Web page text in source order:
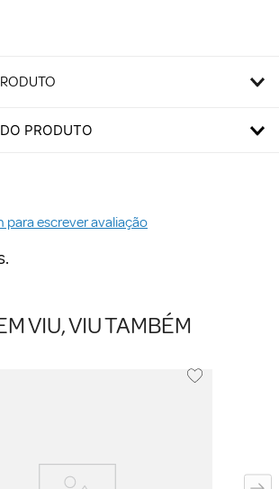
PRODUTO
para escrever avaliação
VIU, VIU TAMBÉM